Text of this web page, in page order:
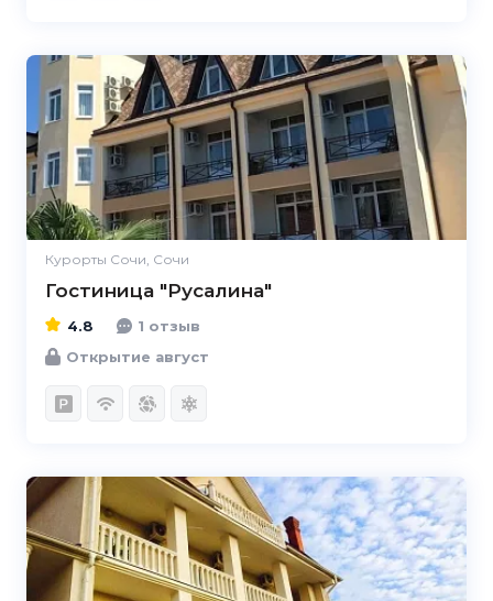
Курорты Сочи, Сочи
Гостиница "Русалина"
4.8
1 отзыв
Открытие август
5.0